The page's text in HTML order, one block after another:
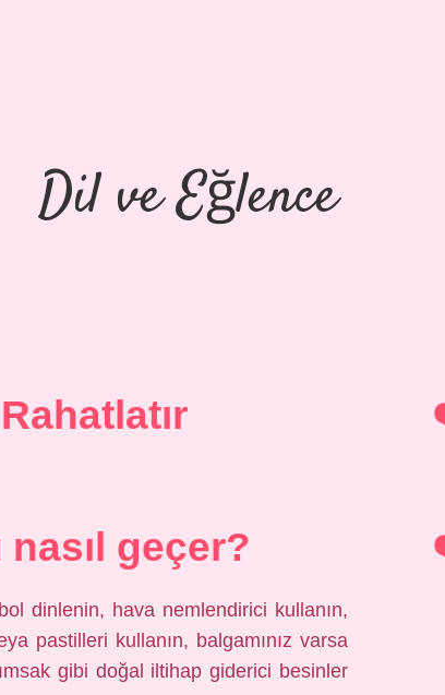
Dil ve Eğlence
nasıl geçer?
dinlenin, hava nemlendirici kullanın,
pastilleri kullanın, balgamınız varsa
gibi doğal iltihap giderici besinler